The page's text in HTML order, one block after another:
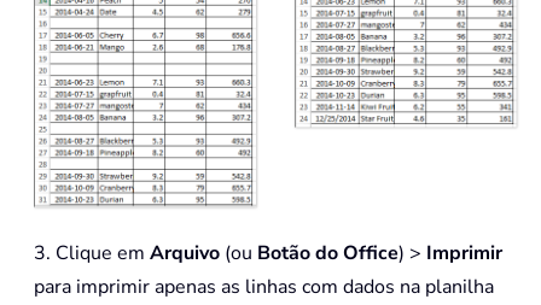
3. Clique em Arquivo (ou Botão do Office) > Imprimir
para imprimir apenas as linhas com dados na planilha